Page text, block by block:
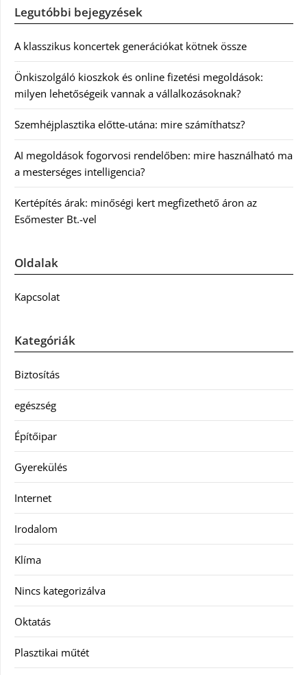
Legutóbbi bejegyzések
A klasszikus koncertek generációkat kötnek össze
Önkiszolgáló kioszkok és online fizetési megoldások:
milyen lehetőségeik vannak a vállalkozásoknak?
Szemhéjplasztika előtte-utána: mire számíthatsz?
AI megoldások fogorvosi rendelőben: mire használható ma
a mesterséges intelligencia?
Kertépítés árak: minőségi kert megfizethető áron az
Esőmester Bt.-vel
Oldalak
Kapcsolat
Kategóriák
Biztosítás
egészség
Építőipar
Gyerekülés
Internet
Irodalom
Klíma
Nincs kategorizálva
Oktatás
Plasztikai műtét